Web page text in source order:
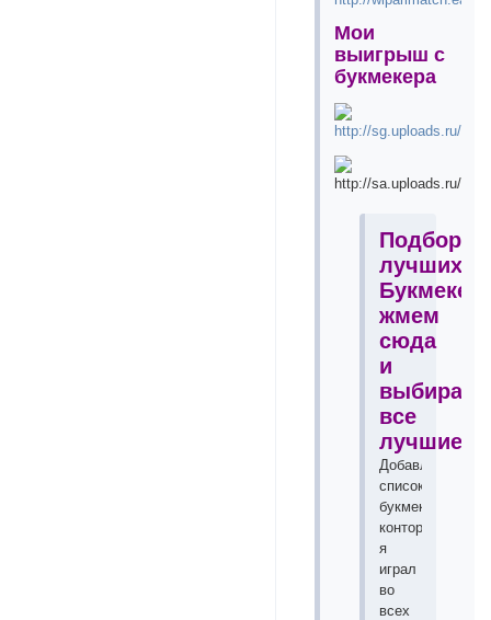
Мои
выигрыш с
букмекера
Подборка
лучших
жмем
сюда
и
выбираем
все
лучшие!!!
Добавлю
список
букмекерских
контор
я
играл
во
всех